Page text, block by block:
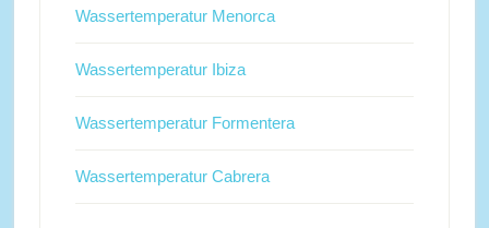
Wassertemperatur Menorca
Wassertemperatur Ibiza
Wassertemperatur Formentera
Wassertemperatur Cabrera